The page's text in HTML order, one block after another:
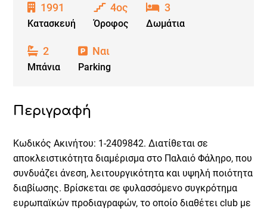
1991
Κατασκευή
4ος
Όροφος
3
Δωμάτια
2
Μπάνια
Ναι
Parking
Περιγραφή
Κωδικός Ακινήτου: 1-2409842. Διατίθεται σε
αποκλειστικότητα διαμέρισμα στο Παλαιό Φάληρο, που
συνδυάζει άνεση, λειτουργικότητα και υψηλή ποιότητα
διαβίωσης. Βρίσκεται σε φυλασσόμενο συγκρότημα
ευρωπαϊκών προδιαγραφών, το οποίο διαθέτει club με